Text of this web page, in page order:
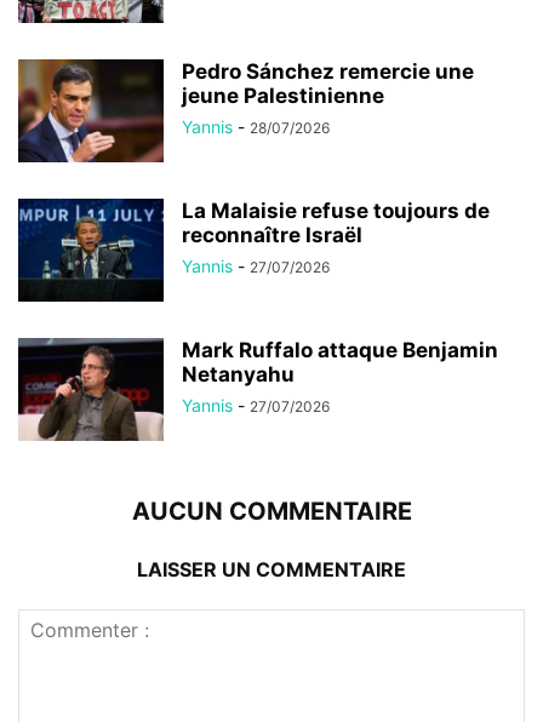
Pedro Sánchez remercie une
jeune Palestinienne
Yannis - 28/07/2026
La Malaisie refuse toujours de
reconnaître Israël
Yannis - 27/07/2026
Mark Ruffalo attaque Benjamin
Netanyahu
Yannis - 27/07/2026
AUCUN COMMENTAIRE
LAISSER UN COMMENTAIRE